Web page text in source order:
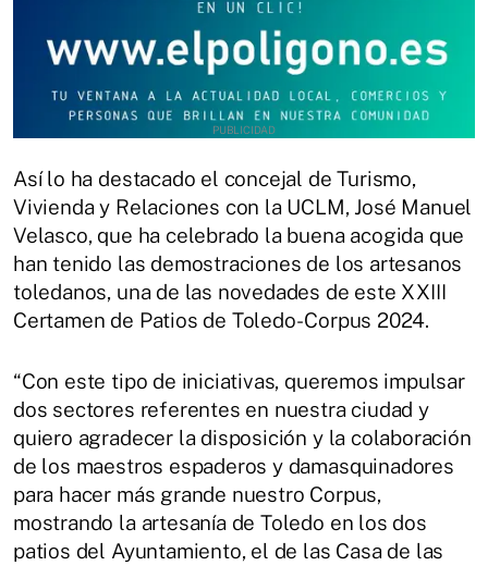
Así lo ha destacado el concejal de Turismo,
Vivienda y Relaciones con la UCLM, José Manuel
Velasco, que ha celebrado la buena acogida que
han tenido las demostraciones de los artesanos
toledanos, una de las novedades de este XXIII
Certamen de Patios de Toledo- Corpus 2024.
“Con este tipo de iniciativas, queremos impulsar
dos sectores referentes en nuestra ciudad y
quiero agradecer la disposición y la colaboración
de los maestros espaderos y damasquinadores
para hacer más grande nuestro Corpus,
mostrando la artesanía de Toledo en los dos
patios del Ayuntamiento, el de las Casa de las